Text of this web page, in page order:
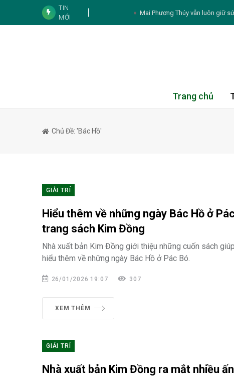
TIN
MỚI
Mai Phương Thúy vẫn luôn giữ
Tử vi cá nhân hàng ngày 12 cung
Trại hè Burst Outta Box 2026: Nơi trẻ
Agoda: Việt Nam leo lên Top 4 điểm đến
Son Ye Jin gây chú ý
Trang chủ
Chủ Đề: 'bác Hồ'
GIẢI TRÍ
Hiểu thêm về những ngày Bác Hồ ở
trang sách Kim Đồng
Nhà xuất bản Kim Đồng giới thiệu những cuốn sách
hiểu thêm về những ngày Bác Hồ ở Pác Bó.
26/01/2026 19:07 307
XEM THÊM
GIẢI TRÍ
Nhà xuất bản Kim Đồng ra mắt nhiều